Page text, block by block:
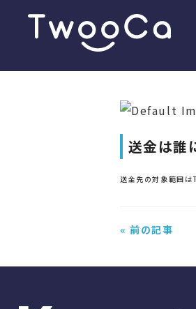
送金は誰
送金先の対象範囲は
« 前の記事